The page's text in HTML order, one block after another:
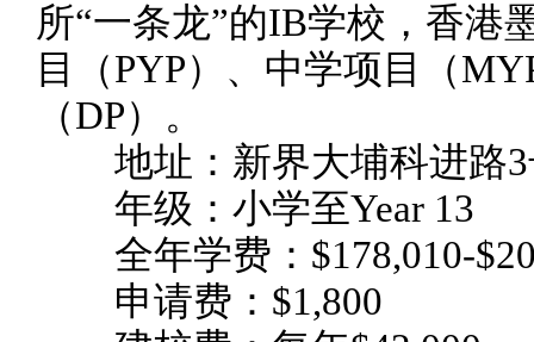
所“一条龙”的IB学校，香港
目（PYP）、中学项目（
（DP）。
地址：新界大埔科进路3
年级：小学至Year 13
全年学费：$178,010-
申请费：$1,800